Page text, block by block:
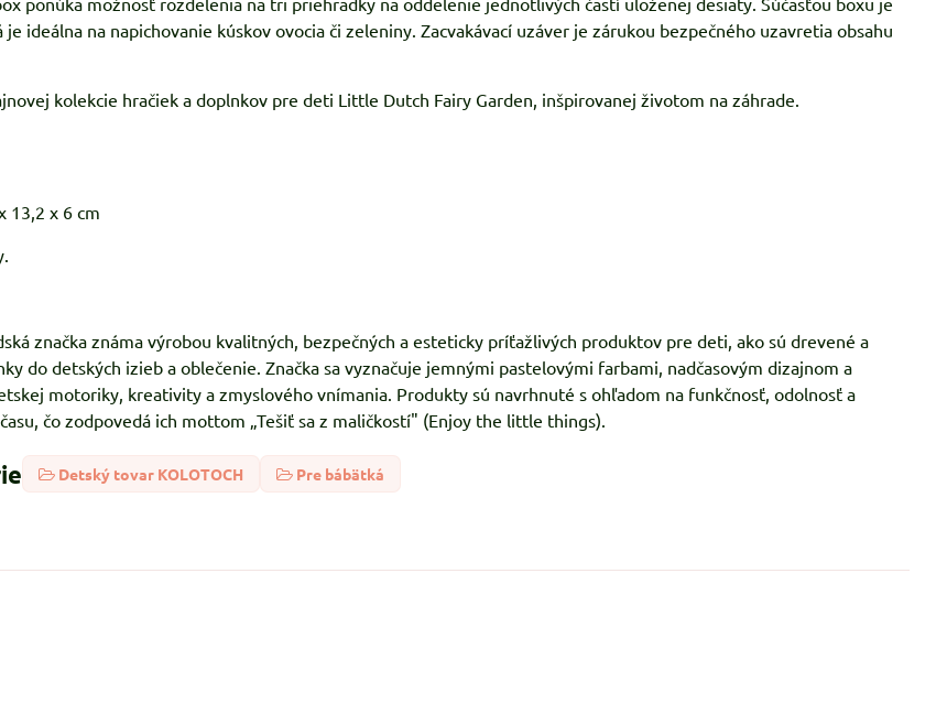
ideálna na napichovanie kúskov ovocia či zeleniny. Zacvakávací uzáver je zárukou bezpečného uzavretia obsahu
kolekcie hračiek a doplnkov pre deti Little Dutch Fairy Garden, inšpirovanej životom na záhrade.
13,2 x 6 cm
značka známa výrobou kvalitných, bezpečných a esteticky príťažlivých produktov pre deti, ako sú drevené a
do detských izieb a oblečenie. Značka sa vyznačuje jemnými pastelovými farbami, nadčasovým dizajnom a
motoriky, kreativity a zmyslového vnímania. Produkty sú navrhnuté s ohľadom na funkčnosť, odolnosť a
čo zodpovedá ich mottom „Tešiť sa z maličkostí" (Enjoy the little things).
Detský tovar KOLOTOCH Pre bábätká